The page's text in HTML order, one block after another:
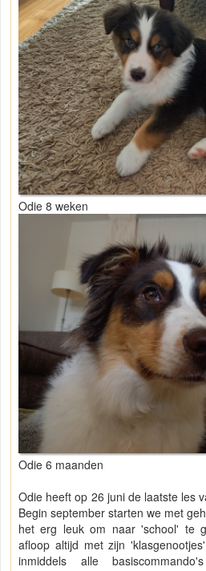
Odie 8 weken
Odie 6 maanden
Odie heeft op 26 juni de laatste les
Begin september starten we met
het erg leuk om naar 'school' te
afloop altijd met zijn
inmiddels alle